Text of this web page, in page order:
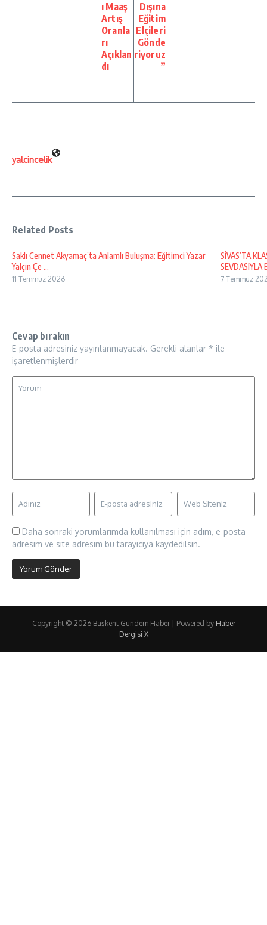
ı Maaş
Artış
Oranla
rı
Açıklan
dı
Dışına
Eğitim
Elçileri
Gönde
riyoruz
”
yalcincelik
Related Posts
Saklı Cennet Akyamaç’ta Anlamlı Buluşma: Eğitimci Yazar
Yalçın Çe ...
11 Temmuz 2026
SİVAS’TA
SEVDASIYLA
7 Temmuz
Cevap bırakın
E-posta adresiniz yayınlanmayacak. Gerekli alanlar * ile
işaretlenmişlerdir
Daha sonraki yorumlarımda kullanılması için adım, e-posta
adresim ve site adresim bu tarayıcıya kaydedilsin.
Copyright © 2026 Başkent Gündem Haber | Powered by Haber
Dergisi X